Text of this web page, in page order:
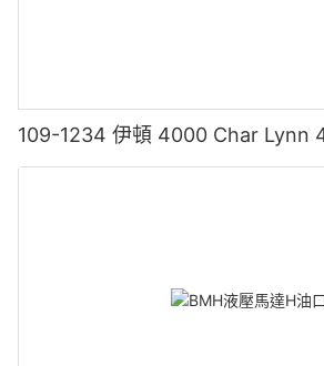
109-1234 伊頓 4000 Char Lynn